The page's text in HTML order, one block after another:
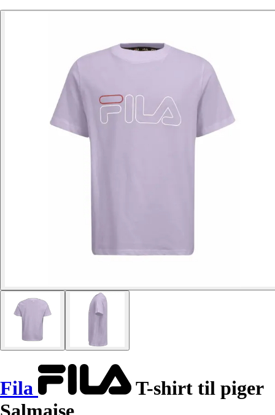
Fila
T-shirt til piger